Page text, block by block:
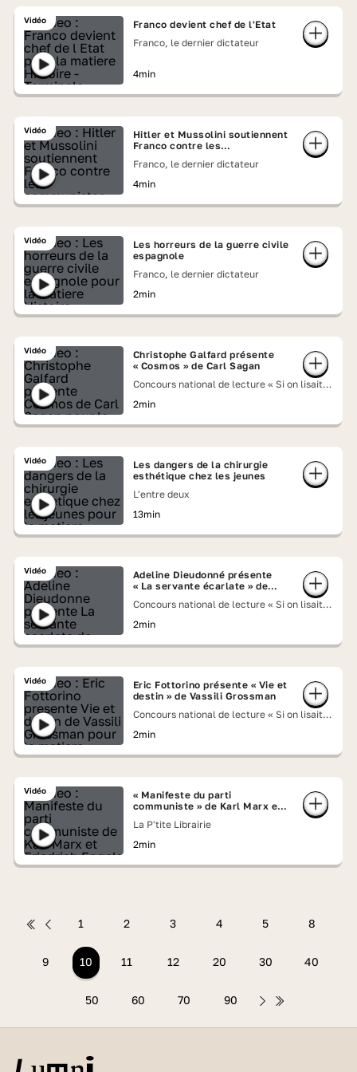
Vidéo
Franco devient chef de l'Etat
Franco, le dernier dictateur
4min
Vidéo
Hitler et Mussolini soutiennent
Franco contre les
Franco, le dernier dictateur
4min
Vidéo
Les horreurs de la guerre civile
espagnole
Franco, le dernier dictateur
2min
Vidéo
Christophe Galfard présente
« Cosmos » de Carl Sagan
Concours national de lecture « Si on lisait à
2min
Vidéo
Les dangers de la chirurgie
esthétique chez les jeunes
L'entre deux
13min
Vidéo
Adeline Dieudonné présente
« La servante écarlate » de
Concours national de lecture « Si on lisait à
2min
Vidéo
Eric Fottorino présente « Vie et
destin » de Vassili Grossman
Concours national de lecture « Si on lisait à
2min
Vidéo
« Manifeste du parti
communiste » de Karl Marx et
La P'tite Librairie
2min
1 2 3 4 5 8
9 10 11 12 20 30 40
50 60 70 90